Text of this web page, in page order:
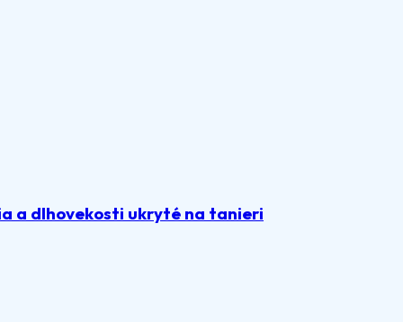
a dlhovekosti ukryté na tanieri